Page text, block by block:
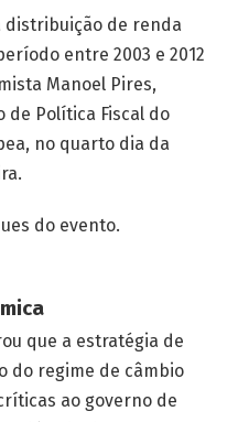
distribuição de renda
entre 2003 e 2012
Manoel Pires,
Política Fiscal do
no quarto dia da
do evento.
que a estratégia de
do regime de câmbio
ao governo de